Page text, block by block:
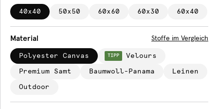
40x40 50x50 60x60 60x30 60x40
Material Stoffe im Vergleich
Polyester Canvas TIPP Velours
Premium Samt Baumwoll-Panama Leinen
Outdoor